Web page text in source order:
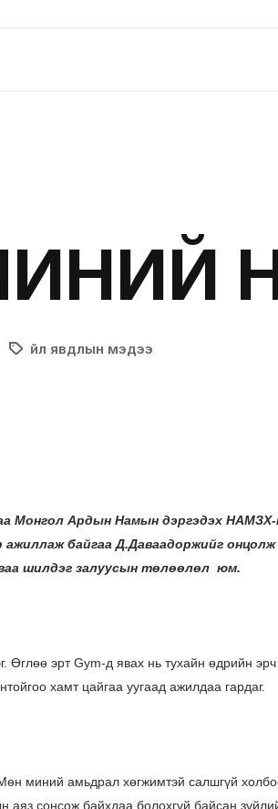
Үйл явдлын мэдээ
Монгол Ардын Намын дэргэдэх
байгаа Д.Даваадоржийг
шилдэг залуусын төлөөлөл юм.
эрт Gym-д явах нь тухайн өдрийн эрч
хамт цайгаа уугаад ажилдаа гардаг.
миний амьдрал хөгжимтэй салшгүй
сонсож байхдаа болохгүй байсан